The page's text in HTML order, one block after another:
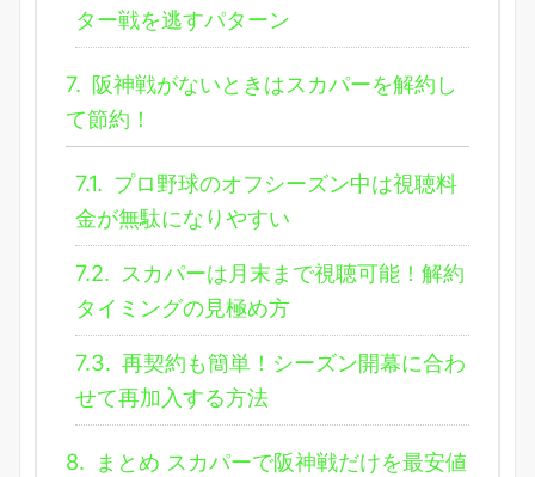
ター戦を逃すパターン
7. 阪神戦がないときはスカパーを解約し
て節約！
7.1. プロ野球のオフシーズン中は視聴料
金が無駄になりやすい
7.2. スカパーは月末まで視聴可能！解約
タイミングの見極め方
7.3. 再契約も簡単！シーズン開幕に合わ
せて再加入する方法
8.
まとめ スカパーで阪神戦だけを最安値